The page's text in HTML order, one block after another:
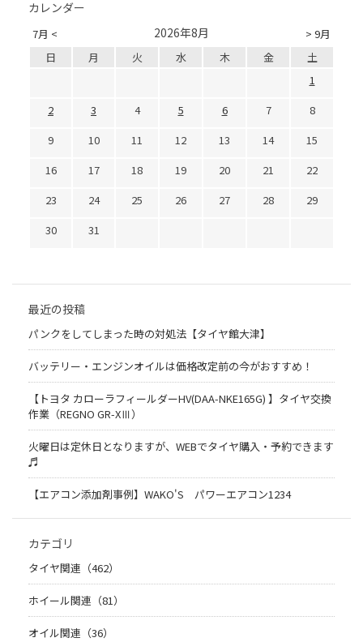
カレンダー
7月 < > 9月
2026年8月
日 月 火 水 木 金
土
1
2
3 4 5 6 7
8
9
10 11 12 13 14
15
16
17 18 19 20 21
22
23
24 25 26 27 28
29
30
31
最近の投稿
パンクをしてしまった時の対処法【タイヤ館大津】
バッテリー・エンジンオイルは価格改定前の今がおすすめ！
【トヨタ カローラフィールダーHV(DAA-NKE165G) 】タイヤ交換
作業（REGNO GR-XⅢ）
火曜日は定休日となりますが、WEBでタイヤ購入・予約できます
♬
【エアコン添加剤事例】WAKO'S パワーエアコン1234
カテゴリ
タイヤ関連（462）
ホイール関連（81）
オイル関連（36）